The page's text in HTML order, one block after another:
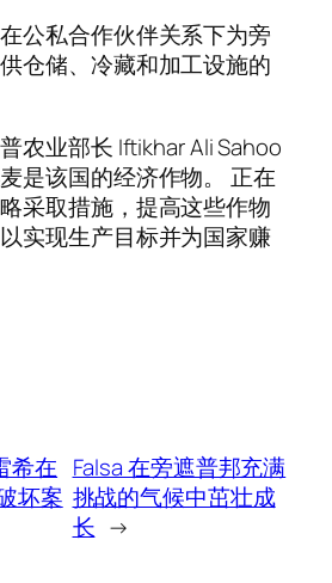
公私合作伙伴关系下为旁
仓储、冷藏和加工设施的
农业部长 Iftikhar Ali Sahoo
是该国的经济作物。 正在
采取措施，提高这些作物
实现生产目标并为国家赚
希在
坏案
Falsa 在旁遮普邦充满
挑战的气候中茁壮成
长 →